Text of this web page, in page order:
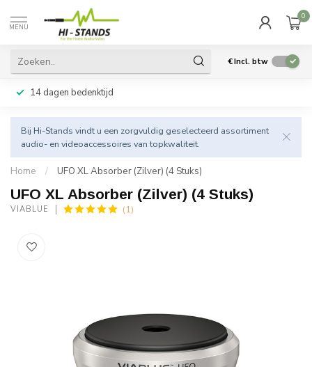
MENU
0
€Incl. btw
14 dagen bedenktijd
Bij Hi-Stands vindt u een zorgvuldig geselecteerd assortiment
audio- en videoaccessoires van topkwaliteit.
Home / UFO XL Absorber (Zilver) (4 Stuks)
UFO XL Absorber (Zilver) (4 Stuks)
VIABLUE (1)